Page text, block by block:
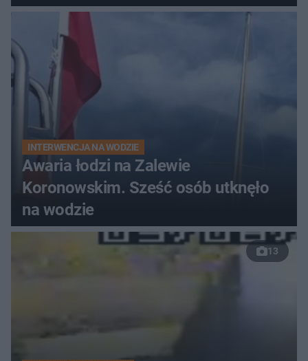
do szpitala
INTERWENCJA NA WODZIE
Awaria łodzi na Zalewie
Koronowskim. Sześć osób utknęło
na wodzie
13